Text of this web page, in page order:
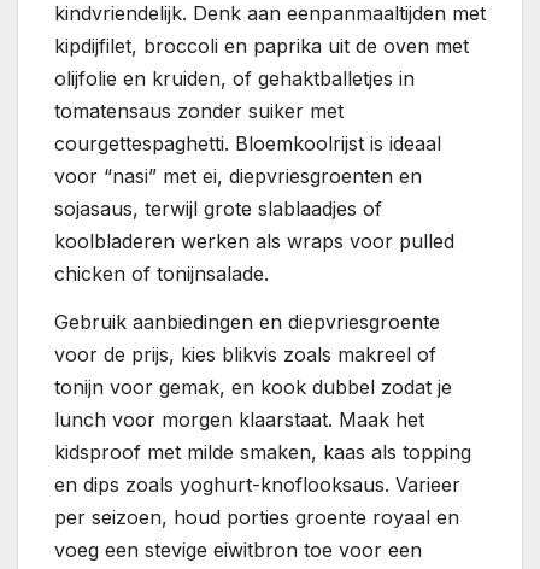
kindvriendelijk. Denk aan eenpanmaaltijden met
kipdijfilet, broccoli en paprika uit de oven met
olijfolie en kruiden, of gehaktballetjes in
tomatensaus zonder suiker met
courgettespaghetti. Bloemkoolrijst is ideaal
voor “nasi” met ei, diepvriesgroenten en
sojasaus, terwijl grote slablaadjes of
koolbladeren werken als wraps voor pulled
chicken of tonijnsalade.
Gebruik aanbiedingen en diepvriesgroente
voor de prijs, kies blikvis zoals makreel of
tonijn voor gemak, en kook dubbel zodat je
lunch voor morgen klaarstaat. Maak het
kidsproof met milde smaken, kaas als topping
en dips zoals yoghurt-knoflooksaus. Varieer
per seizoen, houd porties groente royaal en
voeg een stevige eiwitbron toe voor een